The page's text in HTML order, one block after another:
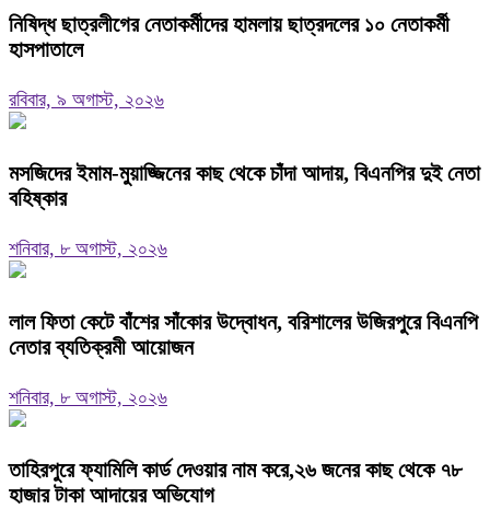
নিষিদ্ধ ছাত্রলীগের নেতাকর্মীদের হামলায় ছাত্রদলের ১০ নেতাকর্মী
হাসপাতালে
রবিবার, ৯ অগাস্ট, ২০২৬
মসজিদের ইমাম-মুয়াজ্জিনের কাছ থেকে চাঁদা আদায়, বিএনপির দুই নেতা
বহিষ্কার
শনিবার, ৮ অগাস্ট, ২০২৬
‎লাল ফিতা কেটে বাঁশের সাঁকোর উদ্বোধন, বরিশালের উজিরপুরে বিএনপি
নেতার ব্যতিক্রমী আয়োজন
শনিবার, ৮ অগাস্ট, ২০২৬
তাহিরপুরে ফ্যামিলি কার্ড দেওয়ার নাম করে,২৬ জনের কাছ থেকে ৭৮
হাজার টাকা আদায়ের অভিযোগ